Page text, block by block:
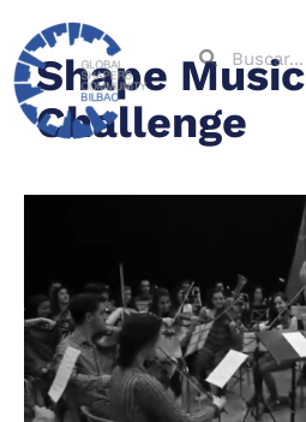
Shape Music
Challenge